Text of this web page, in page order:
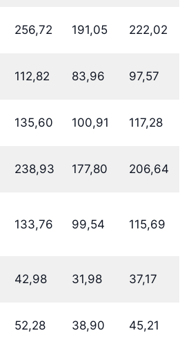
256,72 191,05 222,02
112,82 83,96 97,57
135,60 100,91 117,28
238,93 177,80 206,64
133,76 99,54 115,69
42,98 31,98 37,17
52,28 38,90 45,21